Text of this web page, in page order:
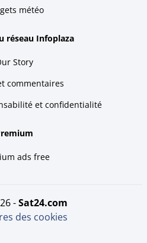
météo
réseau Infoplaza
Story
commentaires
et confidentialité
ads free
- sat24.com
des cookies